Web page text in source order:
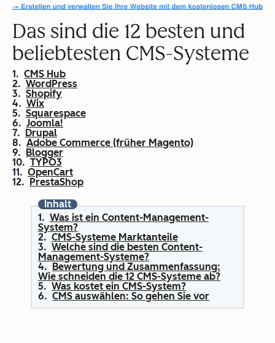
Das sind die 12 besten und
beliebtesten CMS-Systeme
CMS Hub
WordPress
Shopify
Wix
Squarespace
Joomla!
Drupal
Adobe Commerce (früher Magento)
Blogger
TYPO3
OpenCart
PrestaShop
Inhalt
Was ist ein Content-Management-
System?
CMS-Systeme Marktanteile
Welche sind die besten Content-
Management-Systeme?
Bewertung und Zusammenfassung:
Wie schneiden die 12 CMS-Systeme ab?
Was kostet ein CMS-System?
CMS auswählen: So gehen Sie vor